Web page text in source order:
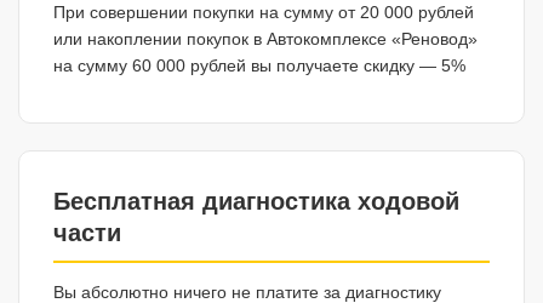
При совершении покупки на сумму от 20 000 рублей
или накоплении покупок в Автокомплексе «Реновод»
на сумму 60 000 рублей вы получаете скидку — 5%
Бесплатная диагностика ходовой
части
Вы абсолютно ничего не платите за диагностику